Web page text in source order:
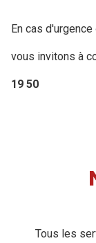
En cas
vous invitons à
19 50
Tous les